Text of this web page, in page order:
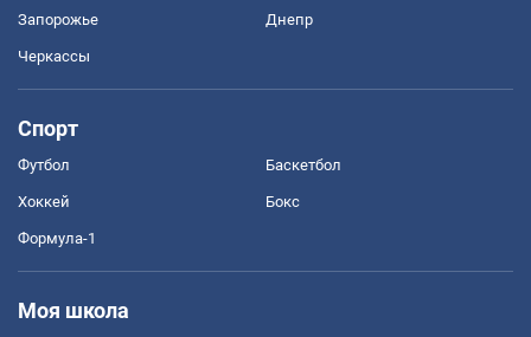
Запорожье Днепр
Черкассы
Спорт
Футбол Баскетбол
Хоккей Бокс
Формула-1
Моя школа